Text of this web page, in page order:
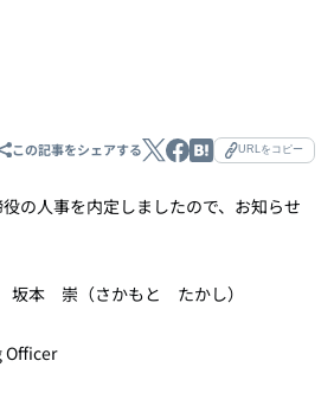
この記事をシェアする URLをコピー
の人事を内定しましたので、お知らせ
坂本 崇（さかもと たかし）
Officer